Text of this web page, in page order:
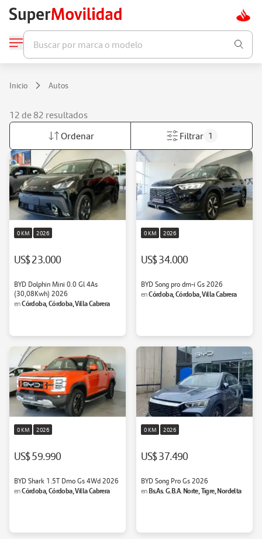
Buscar por marca o modelo
Inicio Autos
12 de 82 resultados
Ordenar
Filtrar 1
0 KM 2026
US$ 23.000
BYD Dolphin Mini 0.0 Gl 4As
(30,08Kwh) 2026
enCórdoba, Córdoba, Villa Cabrera
0 KM 2026
US$ 34.000
BYD Song pro dm-i Gs 2026
enCórdoba, Córdoba, Villa Cabrera
0 KM 2026
US$ 59.990
BYD Shark 1.5T Dmo Gs 4Wd 2026
enCórdoba, Córdoba, Villa Cabrera
0 KM 2026
US$ 37.490
BYD Song Pro Gs 2026
enBs.As. G.B.A. Norte, Tigre, Nordelta